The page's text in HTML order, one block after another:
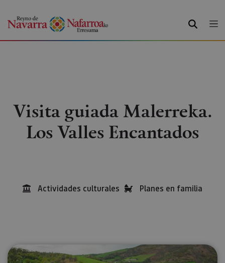
BILATU
Visita guiada Malerreka.
Los Valles Encantados
Actividades culturales Planes en familia